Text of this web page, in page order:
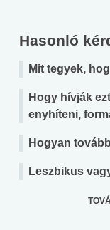
Hasonló
Mit tegyek,
Hogy hívják
enyhíteni,
Hogyan
Leszbikus